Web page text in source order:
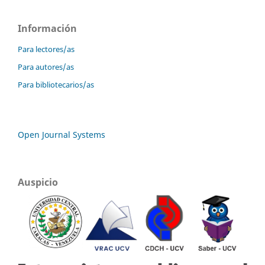
Información
Para lectores/as
Para autores/as
Para bibliotecarios/as
Open Journal Systems
Auspicio